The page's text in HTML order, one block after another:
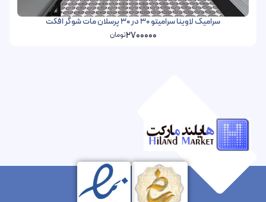
سرامیک لاوینا سرامیتو 30 در 30 پرسلان مات شوگر افکت
2700000تومان